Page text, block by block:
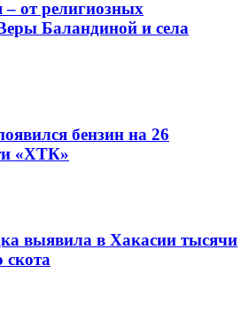
от религиозных
Баландиной и села
бензин на 26
«ХТК»
выявила в Хакасии тысячи
скота